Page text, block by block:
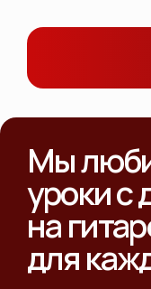
Мы
уроки с
на
для